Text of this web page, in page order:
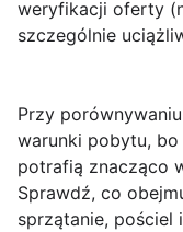
weryfikacji oferty
szczególnie
Przy
warunki pobytu, bo
potrafią znacząco
Sprawdź, co
sprzątanie, pościel